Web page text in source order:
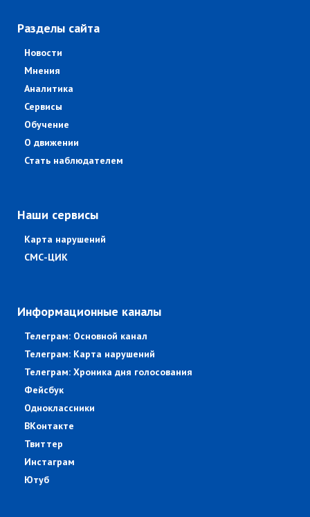
Разделы сайта
Новости
Мнения
Аналитика
Сервисы
Обучение
О движении
Стать наблюдателем
Наши сервисы
Карта нарушений
СМС-ЦИК
Информационные каналы
Телеграм: Основной канал
Телеграм: Карта нарушений
Телеграм: Хроника дня голосования
Фейсбук
Одноклассники
ВКонтакте
Твиттер
Инстаграм
Ютуб